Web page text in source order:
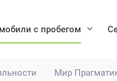
Мир
с пробегом